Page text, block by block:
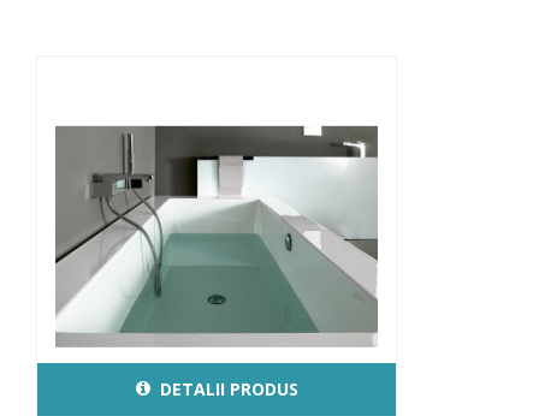
DETALII PRODUS